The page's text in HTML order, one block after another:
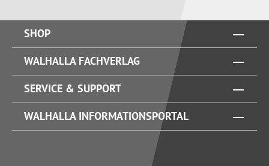
SHOP
WALHALLA FACHVERLAG
SERVICE & SUPPORT
WALHALLA INFORMATIONSPORTAL